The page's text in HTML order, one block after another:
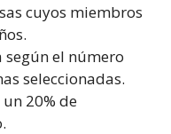
cuyos miembros
según el número
seleccionadas.
20% de